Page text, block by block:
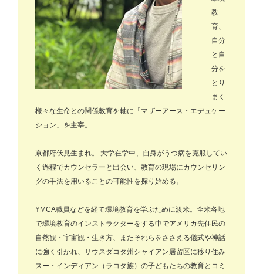
教
育、
自分
と自
分を
とり
まく
様々な生命との関係教育を軸に「 マザーアース・エデュケー
ション 」を主宰。
京都府伏見生まれ。 大学在学中、自身がうつ病を克服してい
く過程でカウンセラーと出会い、教育の現場にカウンセリン
グの手法を用いることの可能性を探り始める。
YMCA職員などを経て環境教育を学ぶために渡米。全米各地
で環境教育のインストラクターをする中でアメリカ先住民の
自然観・宇宙観・生き方、またそれらをささえる儀式や神話
に強く引かれ、サウスダコタ州シャイアン居留区に移り住み
スー・インディアン（ラコタ族）の子どもたちの教育とコミ